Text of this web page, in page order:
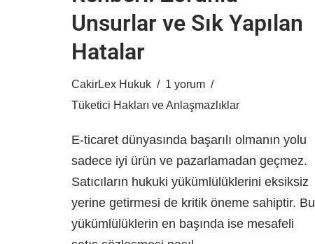
Unsurlar ve Sık Yapılan
Hatalar
CakirLex Hukuk
1 yorum
Tüketici Hakları ve Anlaşmazlıklar
E-ticaret dünyasında başarılı olmanın yolu
sadece iyi ürün ve pazarlamadan geçmez.
Satıcıların hukuki yükümlülüklerini eksiksiz
yerine getirmesi de kritik öneme sahiptir. Bu
yükümlülüklerin en başında ise mesafeli